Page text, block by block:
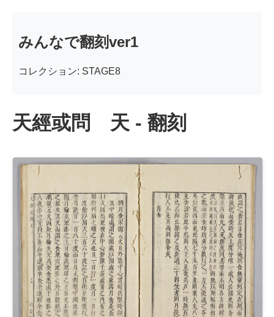
みんなで翻刻ver1
コレクション: STAGE8
天經或問 天 - 翻刻